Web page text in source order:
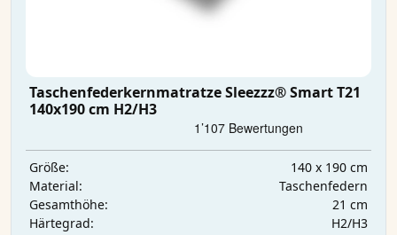
Taschenfederkernmatratze Sleezzz® Smart T21
140x190 cm H2/H3
Größe:
140 x 190 cm
Material:
Taschenfedern
Gesamthöhe:
21 cm
Härtegrad:
H2/H3